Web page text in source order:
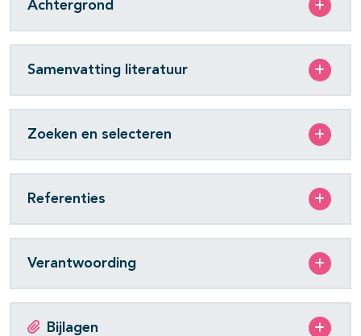
Achtergrond
Samenvatting literatuur
Zoeken en selecteren
Referenties
Verantwoording
Bijlagen